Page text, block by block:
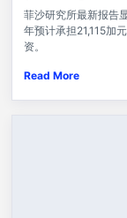
菲沙研究所最新报告
年预计承担21,115加
资。
Read More